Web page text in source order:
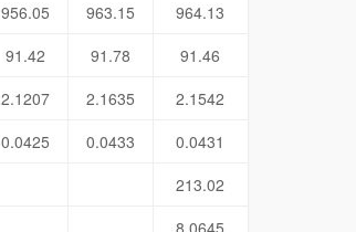
956.05 963.15
964.13
91.42 91.78
91.46
2.1207 2.1635
2.1542
0.0425 0.0433
0.0431
213.02
8.0645